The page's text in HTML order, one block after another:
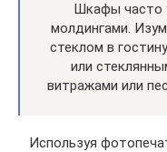
Шкафы часто
молдингами.
стеклом в
или
витражами или
Используя